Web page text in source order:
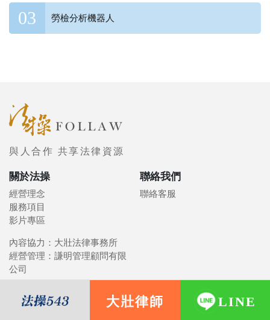
勞檢分析機器人
與人合作 共享法律資源
關於法操
經營理念
服務項目
影片專區
聯絡我們
聯絡客服
內容協力：大壯法律事務所
經營管理：謙明管理顧問有限
公司
大壯律師 LINE